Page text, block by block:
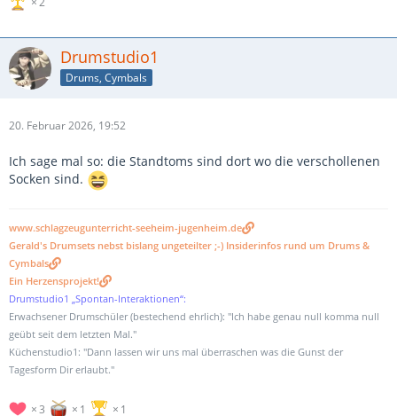
Drumstudio1
Drums, Cymbals
20. Februar 2026, 19:52
Ich sage mal so: die Standtoms sind dort wo die verschollenen
Socken sind.
www.schlagzeugunterricht-seeheim-jugenheim.de
Gerald's Drumsets nebst bislang ungeteilter ;-) Insiderinfos rund um Drums &
Cymbals
Ein Herzensprojekt!
Drumstudio1 „Spontan-Interaktionen“:
Erwachsener Drumschüler (bestechend ehrlich): "Ich habe genau null komma null
geübt seit dem letzten Mal."
Küchenstudio1: "Dann lassen wir uns mal überraschen was die Gunst der
Tagesform Dir erlaubt."
3 1 1